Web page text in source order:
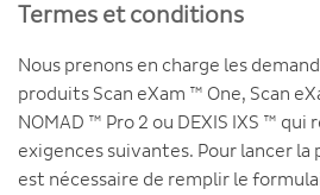
Termes et conditions
Nous prenons en charge les
produits Scan eXam ™ One, Scan
NOMAD ™ Pro 2 ou DEXIS IXS ™ qui
exigences suivantes. Pour lancer
est nécessaire de remplir le